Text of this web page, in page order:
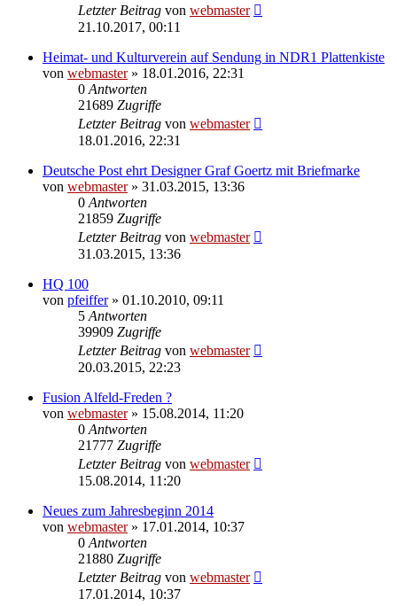
Letzter Beitrag von webmaster
21.10.2017, 00:11
Heimat- und Kulturverein auf Sendung in NDR1 Plattenkiste
von webmaster» 18.01.2016, 22:31
0 Antworten
21689 Zugriffe
Letzter Beitrag von webmaster
18.01.2016, 22:31
Deutsche Post ehrt Designer Graf Goertz mit Briefmarke
von webmaster» 31.03.2015, 13:36
0 Antworten
21859 Zugriffe
Letzter Beitrag von webmaster
31.03.2015, 13:36
HQ 100
von pfeiffer» 01.10.2010, 09:11
5 Antworten
39909 Zugriffe
Letzter Beitrag von webmaster
20.03.2015, 22:23
Fusion Alfeld-Freden ?
von webmaster» 15.08.2014, 11:20
0 Antworten
21777 Zugriffe
Letzter Beitrag von webmaster
15.08.2014, 11:20
Neues zum Jahresbeginn 2014
von webmaster» 17.01.2014, 10:37
0 Antworten
21880 Zugriffe
Letzter Beitrag von webmaster
17.01.2014, 10:37